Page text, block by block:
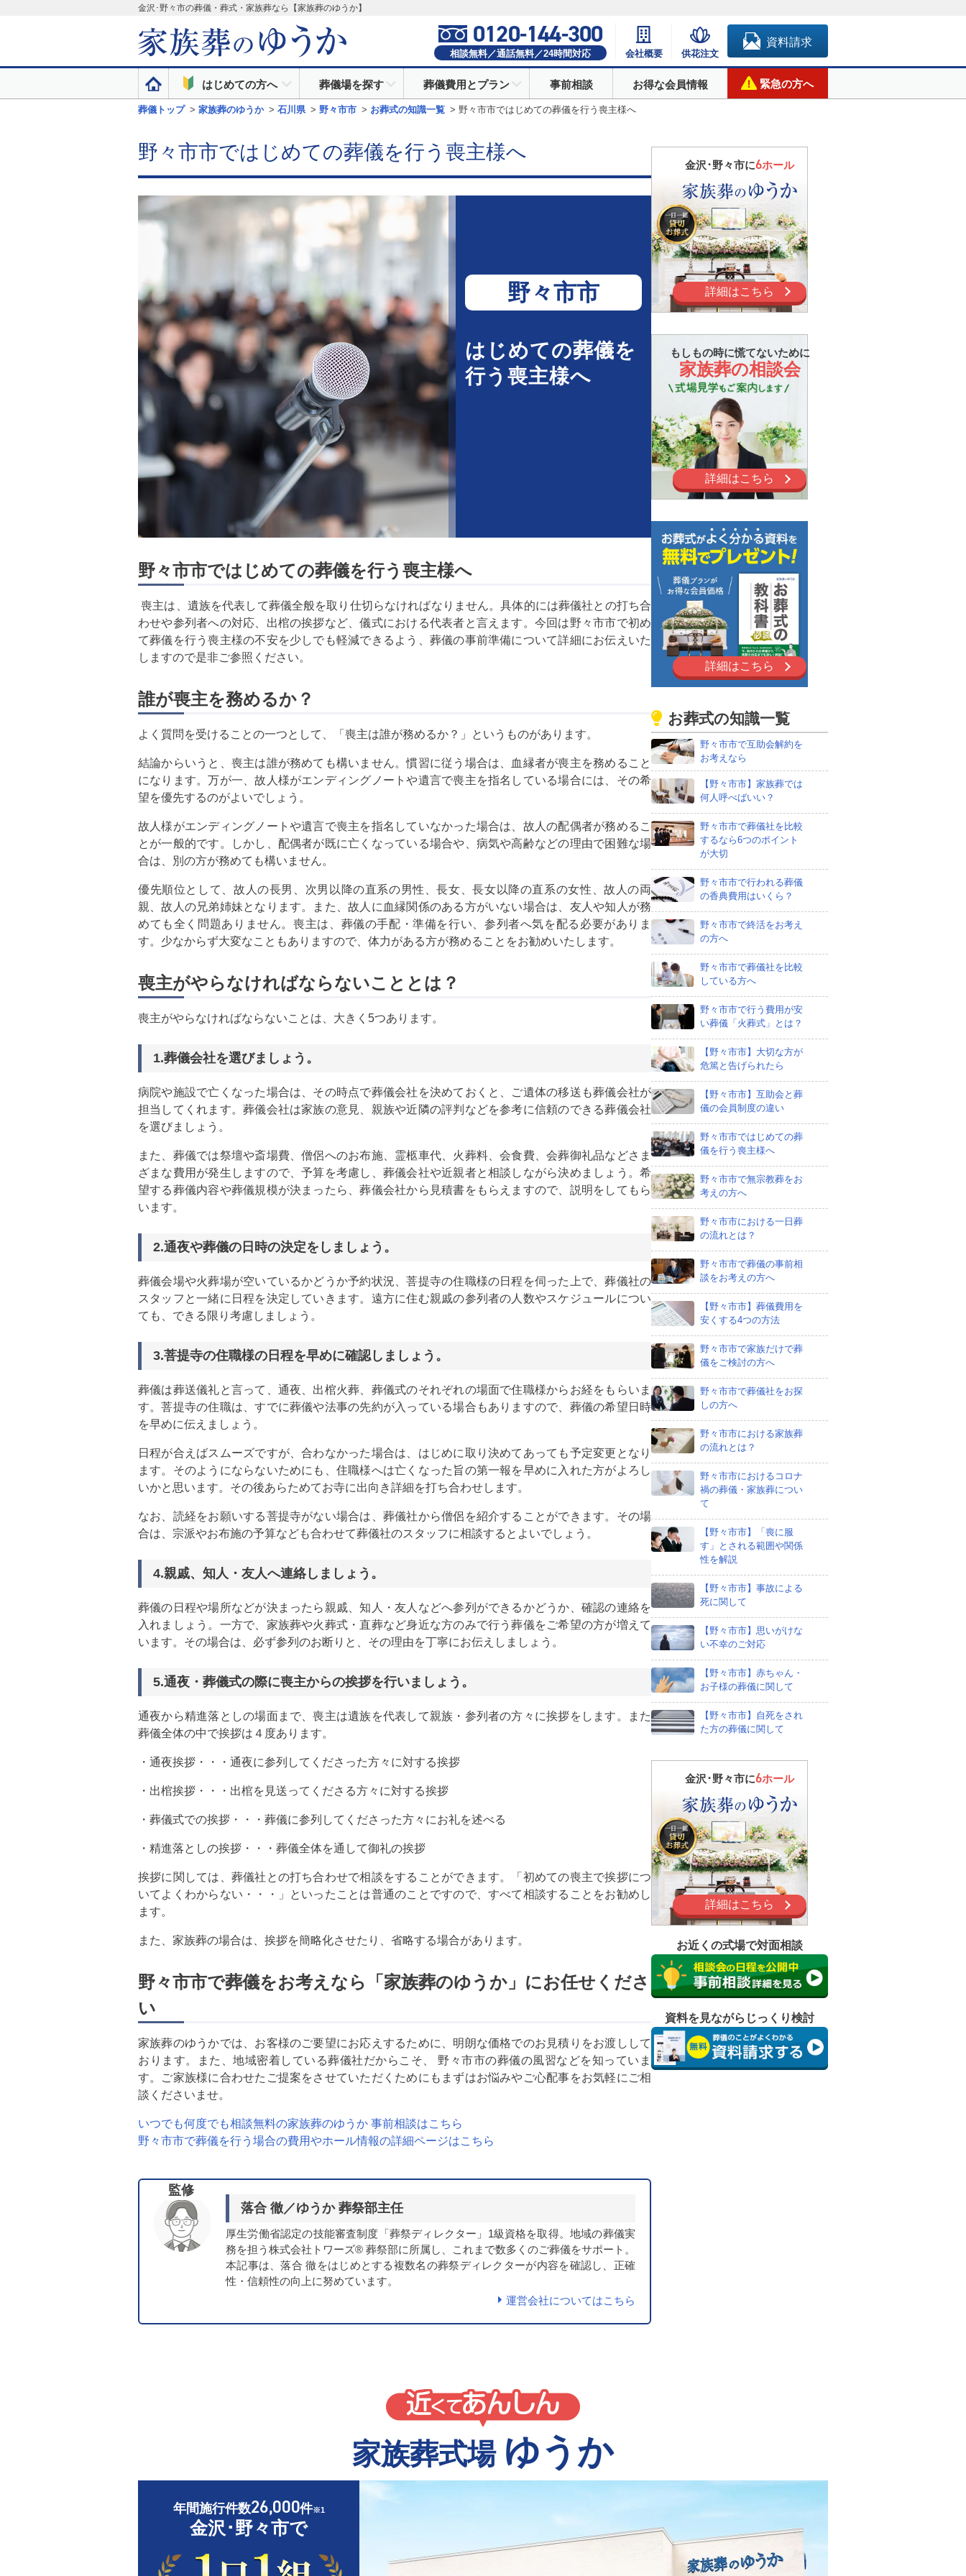
金沢･野々市の葬儀・葬式・家族葬なら【家族葬のゆうか】
0120-144-300
相談無料／通話無料／24時間対応 会社概要 供花注文
資料請求
はじめての方へ 葬儀場を探す 葬儀費用とプラン 事前相談 お得な会員情報 緊急の方へ
葬儀トップ > 家族葬のゆうか > 石川県 > 野々市市 > お葬式の知識一覧 > 野々市市ではじめての葬儀を行う喪主様へ
野々市市ではじめての葬儀を行う喪主様へ
野々市市
はじめての葬儀を
行う喪主様へ
野々市市ではじめての葬儀を行う喪主様へ
喪主は、遺族を代表して葬儀全般を取り仕切らなければなりません。具体的には葬儀社との打ち合
わせや参列者への対応、出棺の挨拶など、儀式における代表者と言えます。今回は野々市市で初め
て葬儀を行う喪主様の不安を少しでも軽減できるよう、葬儀の事前準備について詳細にお伝えいた
しますので是非ご参照ください。
誰が喪主を務めるか？
よく質問を受けることの一つとして、「喪主は誰が務めるか？」というものがあります。
結論からいうと、喪主は誰が務めても構いません。慣習に従う場合は、血縁者が喪主を務めること
になります。万が一、故人様がエンディングノートや遺言で喪主を指名している場合には、その希
望を優先するのがよいでしょう。
故人様がエンディングノートや遺言で喪主を指名していなかった場合は、故人の配偶者が務めるこ
とが一般的です。しかし、配偶者が既に亡くなっている場合や、病気や高齢などの理由で困難な場
合は、別の方が務めても構いません。
優先順位として、故人の長男、次男以降の直系の男性、長女、長女以降の直系の女性、故人の両
親、故人の兄弟姉妹となります。また、故人に血縁関係のある方がいない場合は、友人や知人が務
めても全く問題ありません。喪主は、葬儀の手配・準備を行い、参列者へ気を配る必要がありま
す。少なからず大変なこともありますので、体力がある方が務めることをお勧めいたします。
喪主がやらなければならないこととは？
喪主がやらなければならないことは、大きく5つあります。
1.葬儀会社を選びましょう。
病院や施設で亡くなった場合は、その時点で葬儀会社を決めておくと、ご遺体の移送も葬儀会社が
担当してくれます。葬儀会社は家族の意見、親族や近隣の評判などを参考に信頼のできる葬儀会社
を選びましょう。
また、葬儀では祭壇や斎場費、僧侶へのお布施、霊柩車代、火葬料、会食費、会葬御礼品などさま
ざまな費用が発生しますので、予算を考慮し、葬儀会社や近親者と相談しながら決めましょう。希
望する葬儀内容や葬儀規模が決まったら、葬儀会社から見積書をもらえますので、説明をしてもら
います。
2.通夜や葬儀の日時の決定をしましょう。
葬儀会場や火葬場が空いているかどうか予約状況、菩提寺の住職様の日程を伺った上で、葬儀社の
スタッフと一緒に日程を決定していきます。遠方に住む親戚の参列者の人数やスケジュールについ
ても、できる限り考慮しましょう。
3.菩提寺の住職様の日程を早めに確認しましょう。
葬儀は葬送儀礼と言って、通夜、出棺火葬、葬儀式のそれぞれの場面で住職様からお経をもらいま
す。菩提寺の住職は、すでに葬儀や法事の先約が入っている場合もありますので、葬儀の希望日時
を早めに伝えましょう。
日程が合えばスムーズですが、合わなかった場合は、はじめに取り決めてあっても予定変更となり
ます。そのようにならないためにも、住職様へは亡くなった旨の第一報を早めに入れた方がよろし
いかと思います。その後あらためてお寺に出向き詳細を打ち合わせします。
なお、読経をお願いする菩提寺がない場合は、葬儀社から僧侶を紹介することができます。その場
合は、宗派やお布施の予算なども合わせて葬儀社のスタッフに相談するとよいでしょう。
4.親戚、知人・友人へ連絡しましょう。
葬儀の日程や場所などが決まったら親戚、知人・友人などへ参列ができるかどうか、確認の連絡を
入れましょう。一方で、家族葬や火葬式・直葬など身近な方のみで行う葬儀をご希望の方が増えて
います。その場合は、必ず参列のお断りと、その理由を丁寧にお伝えしましょう。
5.通夜・葬儀式の際に喪主からの挨拶を行いましょう。
通夜から精進落としの場面まで、喪主は遺族を代表して親族・参列者の方々に挨拶をします。また
葬儀全体の中で挨拶は４度あります。
・通夜挨拶・・・通夜に参列してくださった方々に対する挨拶
・出棺挨拶・・・出棺を見送ってくださる方々に対する挨拶
・葬儀式での挨拶・・・葬儀に参列してくださった方々にお礼を述べる
・精進落としの挨拶・・・葬儀全体を通して御礼の挨拶
挨拶に関しては、葬儀社との打ち合わせで相談をすることができます。「初めての喪主で挨拶につ
いてよくわからない・・・」といったことは普通のことですので、すべて相談することをお勧めし
ます。
また、家族葬の場合は、挨拶を簡略化させたり、省略する場合があります。
野々市市で葬儀をお考えなら「家族葬のゆうか」にお任せくださ
い
家族葬のゆうかでは、お客様のご要望にお応えするために、明朗な価格でのお見積りをお渡しして
おります。また、地域密着している葬儀社だからこそ、 野々市市の葬儀の風習などを知っていま
す。ご家族様に合わせたご提案をさせていただくためにもまずはお悩みやご心配事をお気軽にご相
談くださいませ。
いつでも何度でも相談無料の家族葬のゆうか 事前相談はこちら
野々市市で葬儀を行う場合の費用やホール情報の詳細ページはこちら
監修
落合 徹／ゆうか 葬祭部主任
厚生労働省認定の技能審査制度「葬祭ディレクター」1級資格を取得。地域の葬儀実
務を担う株式会社トワーズ® 葬祭部に所属し、これまで数多くのご葬儀をサポート。
本記事は、落合 徹をはじめとする複数名の葬祭ディレクターが内容を確認し、正確
性・信頼性の向上に努めています。
運営会社についてはこちら
金沢･野々市に6ホール
詳細はこちら
もしもの時に慌てないために
家族葬の相談会
詳細はこちら
詳細はこちら
お葬式の知識一覧
野々市市で互助会解約を
お考えなら
【野々市市】家族葬では
何人呼べばいい？
野々市市で葬儀社を比較
するなら6つのポイント
が大切
野々市市で行われる葬儀
の香典費用はいくら？
野々市市で終活をお考え
の方へ
野々市市で葬儀社を比較
している方へ
野々市市で行う費用が安
い葬儀「火葬式」とは？
【野々市市】大切な方が
危篤と告げられたら
【野々市市】互助会と葬
儀の会員制度の違い
野々市市ではじめての葬
儀を行う喪主様へ
野々市市で無宗教葬をお
考えの方へ
野々市市における一日葬
の流れとは？
野々市市で葬儀の事前相
談をお考えの方へ
【野々市市】葬儀費用を
安くする4つの方法
野々市市で家族だけで葬
儀をご検討の方へ
野々市市で葬儀社をお探
しの方へ
野々市市における家族葬
の流れとは？
野々市市におけるコロナ
禍の葬儀・家族葬につい
て
【野々市市】「喪に服
す」とされる範囲や関係
性を解説
【野々市市】事故による
死に関して
【野々市市】思いがけな
い不幸のご対応
【野々市市】赤ちゃん・
お子様の葬儀に関して
【野々市市】自死をされ
た方の葬儀に関して
金沢･野々市に6ホール
詳細はこちら
お近くの式場で対面相談
資料を見ながらじっくり検討
家族葬式場 ゆうか
年間施行件数26,000件※1
金沢･野々市で